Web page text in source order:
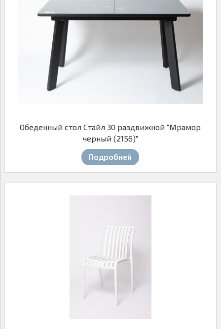
Обеденный стол Стайл 30 раздвижной "Мрамор
черный (2156)"
Подробней